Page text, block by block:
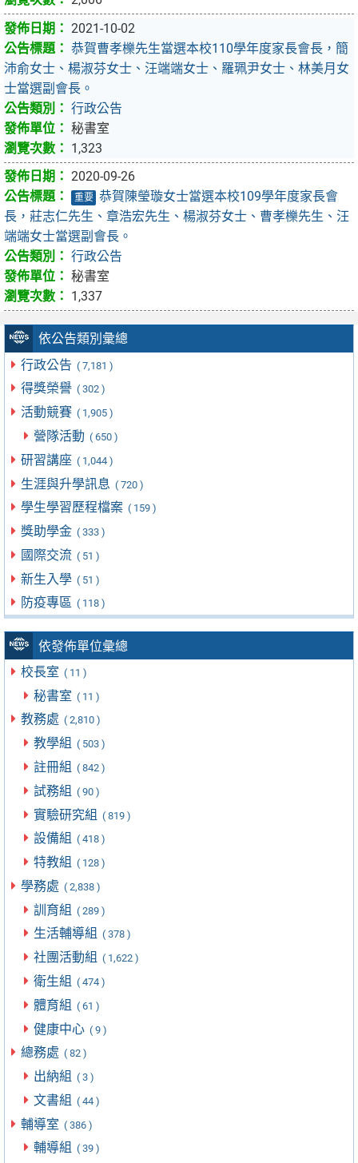
依公告類別彙總
行政公告 ( 7,181 )
得獎榮譽 ( 302 )
活動競賽 ( 1,905 )
營隊活動 ( 650 )
研習講座 ( 1,044 )
生涯與升學訊息 ( 720 )
學生學習歷程檔案 ( 159 )
獎助學金 ( 333 )
國際交流 ( 51 )
新生入學 ( 51 )
防疫專區 ( 118 )
依發佈單位彙總
校長室 ( 11 )
秘書室 ( 11 )
教務處 ( 2,810 )
教學組 ( 503 )
註冊組 ( 842 )
試務組 ( 90 )
實驗研究組 ( 819 )
設備組 ( 418 )
特教組 ( 128 )
學務處 ( 2,838 )
訓育組 ( 289 )
生活輔導組 ( 378 )
社團活動組 ( 1,622 )
衛生組 ( 474 )
體育組 ( 61 )
健康中心 ( 9 )
總務處 ( 82 )
出納組 ( 3 )
文書組 ( 44 )
輔導室 ( 386 )
輔導組 ( 39 )
2021-10-02
恭賀曹孝櫟先生當選本校110學年度家長會長，簡
沛俞女士、楊淑芬女士、汪端端女士、羅珮尹女士、林美月女
士當選副會長。
行政公告
秘書室
1,323
2020-09-26
重要 恭賀陳瑩璇女士當選本校109學年度家長會
長，莊志仁先生、章浩宏先生、楊淑芬女士、曹孝櫟先生、汪
端端女士當選副會長。
行政公告
秘書室
1,337